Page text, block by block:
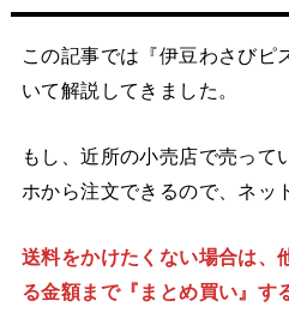
この記事では『伊豆わさびピ
いて解説してきました。
もし、近所の小売店で売って
ホから注文できるので、ネッ
送料をかけたくない場合は、
る金額まで『まとめ買い』す